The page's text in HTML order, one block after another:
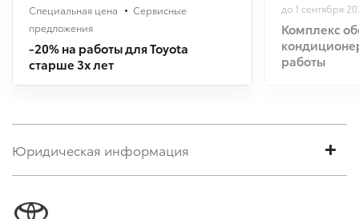
Специальная цена
Сервисные
предложения
-20% на работы для Toyota
старше 3х лет
до 1 сентября
Комплекс
работы
Юридическая информация